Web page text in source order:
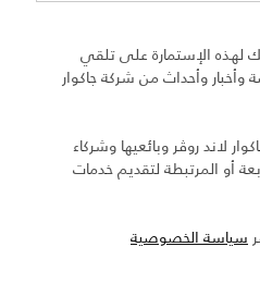
لهذه الإستمارة على تلقي
وأحداث من شركة جاكوار
لاند روڤر وبائعيها وشركاء
أو المرتبطة لتقديم خدمات
سياسة الخصوصية